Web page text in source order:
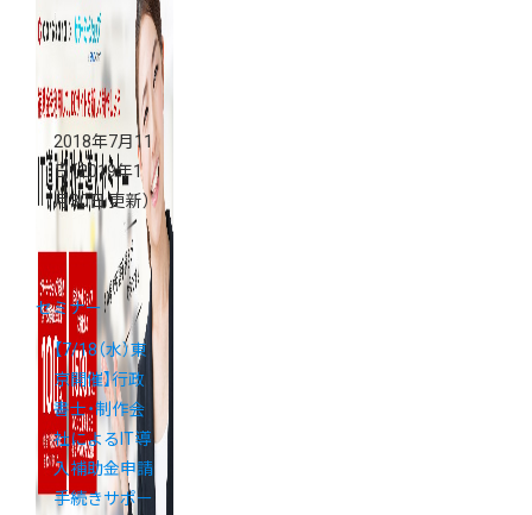
2018年7月11
日（2019年1
月30日 更新）
セミナー
【7/18（水）東
京開催】行政
書士・制作会
社によるIT導
入補助金申請
手続きサポー